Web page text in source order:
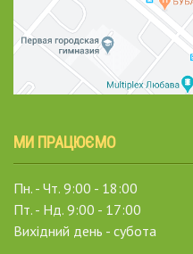
МИ ПРАЦЮЄМО
Пн. - Чт. 9:00 - 18:00
Пт. - Нд. 9:00 - 17:00
Вихідний день - субота